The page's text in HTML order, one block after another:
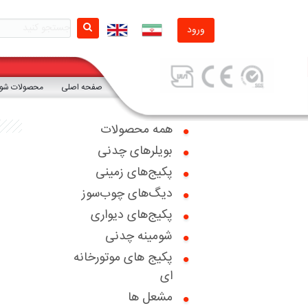
ورود
صفحه اصلی محصولات
همه محصولات
بویلرهای چدنی
پکیج‌های زمینی
دیگ‌های چوب‌سوز
پکیج‌های دیواری
شومینه چدنی
پکیج های موتورخانه
ای
مشعل ها